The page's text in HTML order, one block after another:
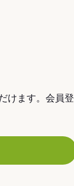
けます。会員登